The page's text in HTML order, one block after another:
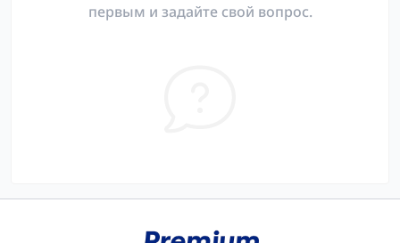
первым и задайте свой вопрос.